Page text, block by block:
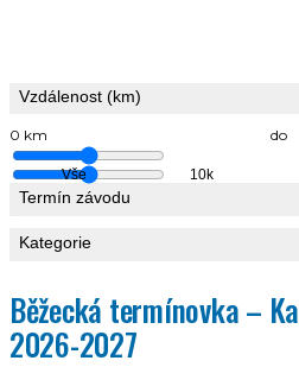
Vzdálenost (km)
0 km do
Vše 10k
Termín závodu
Kategorie
Běžecká termínovka –
2026-2027